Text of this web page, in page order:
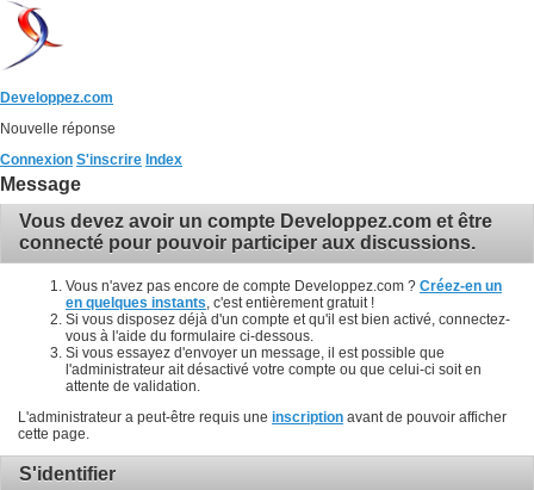
Developpez.com
Nouvelle réponse
Connexion S'inscrire Index
Message
Vous devez avoir un compte Developpez.com et être
connecté pour pouvoir participer aux discussions.
Vous n'avez pas encore de compte Developpez.com ? Créez-en un
en quelques instants , c'est entièrement gratuit !
Si vous disposez déjà d'un compte et qu'il est bien activé, connectez-
vous à l'aide du formulaire ci-dessous.
Si vous essayez d'envoyer un message, il est possible que
l'administrateur ait désactivé votre compte ou que celui-ci soit en
attente de validation.
L'administrateur a peut-être requis une inscription avant de pouvoir afficher
cette page.
S'identifier